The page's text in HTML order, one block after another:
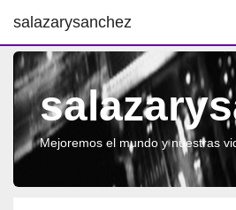
salazarysanchez
Mejoremos el mundo y nuestras